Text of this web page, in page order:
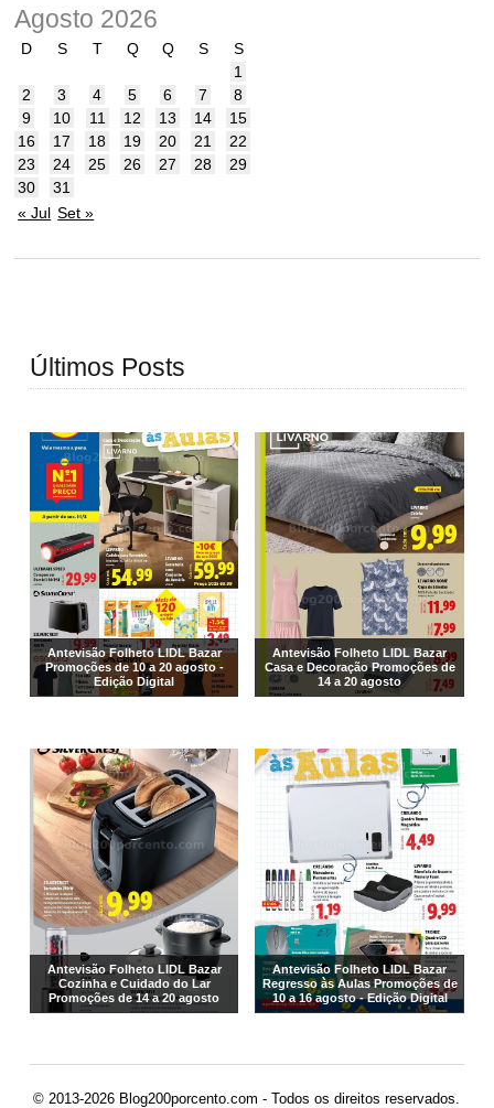
Agosto 2026
D S T Q Q S
S
1
2
3 4 5 6 7
8
9
10 11 12 13 14
15
16
17 18 19 20 21
22
23
24 25 26 27 28
29
30
31
« Jul Set »
Últimos Posts
Antevisão Folheto LIDL Bazar
Promoções de 10 a 20 agosto -
Edição Digital
Antevisão Folheto LIDL Bazar
Casa e Decoração Promoções de
14 a 20 agosto
Antevisão Folheto LIDL Bazar
Cozinha e Cuidado do Lar
Promoções de 14 a 20 agosto
Antevisão Folheto LIDL Bazar
Regresso às Aulas Promoções de
10 a 16 agosto - Edição Digital
© 2013-2026 Blog200porcento.com - Todos os direitos reservados.